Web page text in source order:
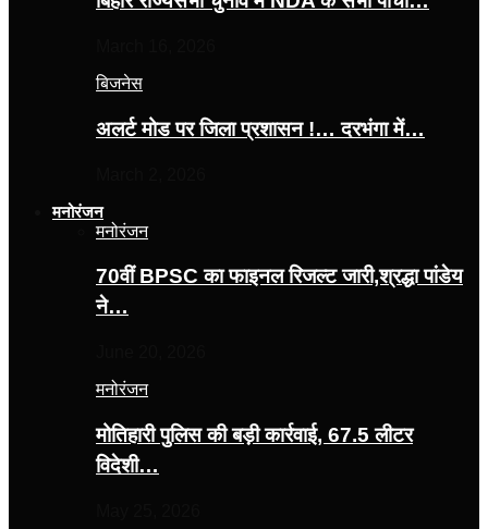
बिजनेस
अलर्ट मोड पर जिला प्रशासन !… दरभंगा में…
मनोरंजन
मनोरंजन
70वीं BPSC का फाइनल रिजल्ट जारी,श्रद्धा पांडेय
ने…
मनोरंजन
मोतिहारी पुलिस की बड़ी कार्रवाई, 67.5 लीटर
विदेशी…